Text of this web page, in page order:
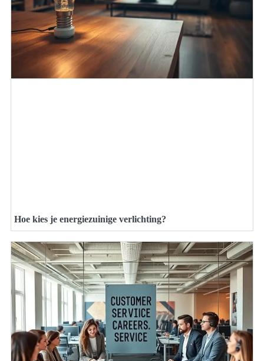
Hoe kies je energiezuinige verlichting?